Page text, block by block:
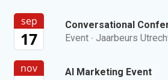
sep
17
Conversational
Event · Jaarbeurs
nov
AI Marketing Event